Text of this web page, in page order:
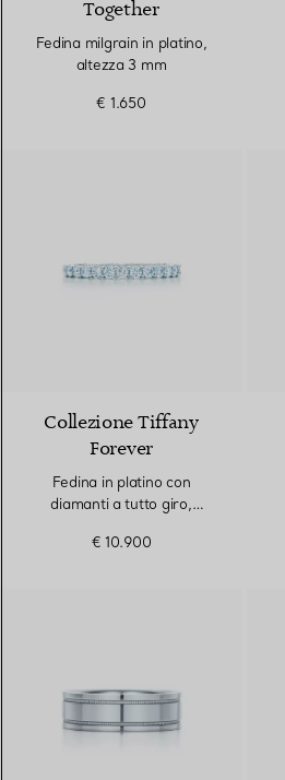
Together
Fedina milgrain in platino,
altezza 3 mm
€ 1.650
Collezione Tiffany
Forever
Fedina in platino con
diamanti a tutto giro,
€ 10.900